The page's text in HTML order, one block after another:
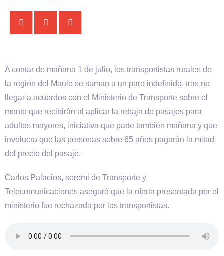
A contar de mañana 1 de julio, los transportistas rurales de
la región del Maule se suman a un paro indefinido, tras no
llegar a acuerdos con el Ministerio de Transporte sobre el
monto que recibirán al aplicar la rebaja de pasajes para
adultos mayores, iniciativa que parte también mañana y que
involucra que las personas sobre 65 años pagarán la mitad
del precio del pasaje.
Carlos Palacios, seremi de Transporte y
Telecomunicaciones aseguró que la oferta presentada por el
ministerio fue rechazada por los transportistas.